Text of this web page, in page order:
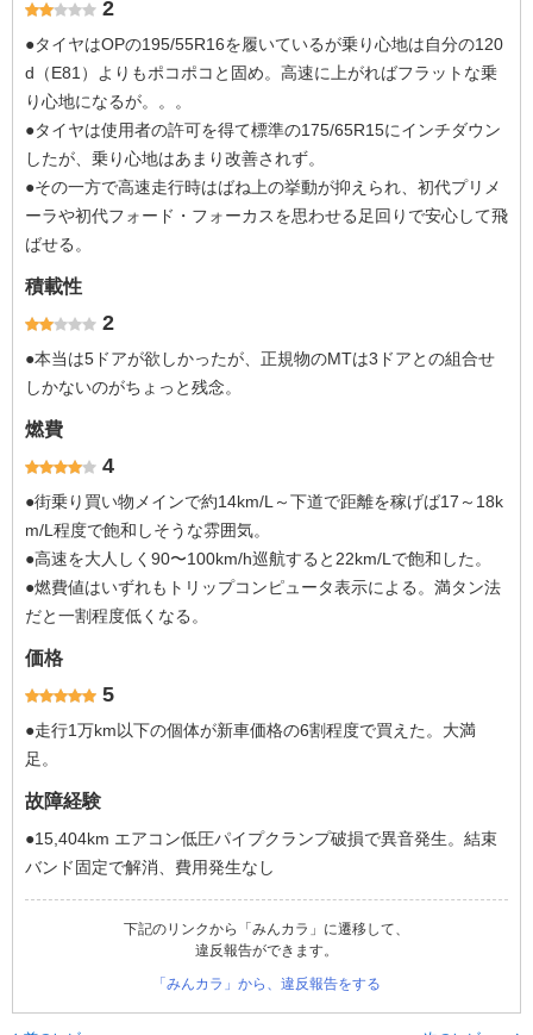
2
●タイヤはOPの195/55R16を履いているが乗り心地は自分の120
d（E81）よりもポコポコと固め。高速に上がればフラットな乗
り心地になるが。。。
●タイヤは使用者の許可を得て標準の175/65R15にインチダウン
したが、乗り心地はあまり改善されず。
●その一方で高速走行時はばね上の挙動が抑えられ、初代プリメ
ーラや初代フォード・フォーカスを思わせる足回りで安心して飛
ばせる。
積載性
2
●本当は5ドアが欲しかったが、正規物のMTは3ドアとの組合せ
しかないのがちょっと残念。
燃費
4
●街乗り買い物メインで約14km/L～下道で距離を稼げば17～18k
m/L程度で飽和しそうな雰囲気。
●高速を大人しく90〜100km/h巡航すると22km/Lで飽和した。
●燃費値はいずれもトリップコンピュータ表示による。満タン法
だと一割程度低くなる。
価格
5
●走行1万km以下の個体が新車価格の6割程度で買えた。大満
足。
故障経験
●15,404km エアコン低圧パイプクランプ破損で異音発生。結束
バンド固定で解消、費用発生なし
下記のリンクから「みんカラ」に遷移して、
違反報告ができます。
「みんカラ」から、違反報告をする